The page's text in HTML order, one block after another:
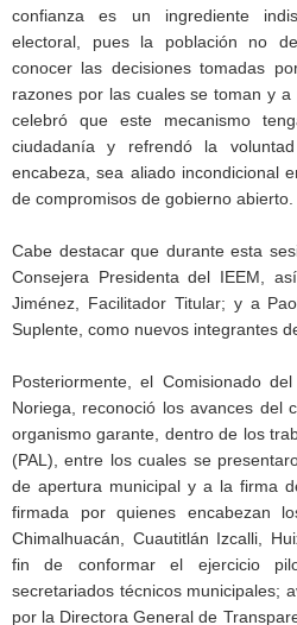
confianza es un ingrediente
electoral, pues la población no
conocer las decisiones tomadas
razones por las cuales se toman y
celebró que este mecanismo
ciudadanía y refrendó la
encabeza, sea aliado incondicional
de compromisos de gobierno abierto.
Cabe destacar que durante esta
Consejera Presidenta del IEEM,
Jiménez, Facilitador Titular; y a
Suplente, como nuevos integrantes
Posteriormente, el Comisionado
Noriega, reconoció los avances del
organismo garante, dentro de los
(PAL), entre los cuales se
de apertura municipal y a la firma
firmada por quienes encabezan
Chimalhuacán, Cuautitlán Izcalli,
fin de conformar el ejercicio
secretariados técnicos municipales;
por la Directora General de